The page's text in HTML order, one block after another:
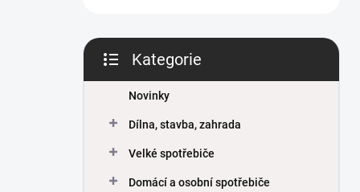
kategorie
Kategorie
Novinky
Dílna, stavba, zahrada
Velké spotřebiče
Domácí a osobní spotřebiče